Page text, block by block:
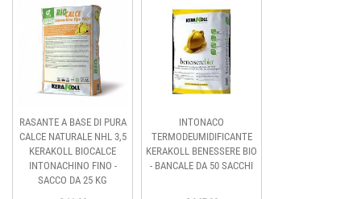
RASANTE A BASE DI PURA
CALCE NATURALE NHL 3,5
KERAKOLL BIOCALCE
INTONACHINO FINO -
SACCO DA 25 KG
INTONACO
TERMODEUMIDIFICANTE
KERAKOLL BENESSERE BIO
- BANCALE DA 50 SACCHI